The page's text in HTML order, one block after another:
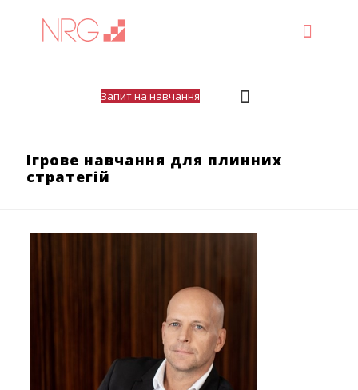
Запит на навчання
Ігрове навчання для плинних
стратегій